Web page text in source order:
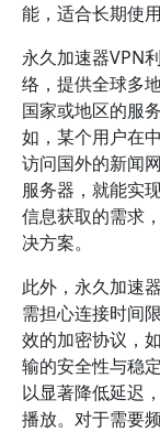
能，适合长期使
永久加速器VPN
络，提供全球多
国家或地区的服
如，某个用户在
访问国外的新闻
服务器，就能实
信息获取的需求
决方案。
此外，永久加速
需担心连接时间
效的加密协议，
输的安全性与稳
以显著降低延迟
播放。对于需要